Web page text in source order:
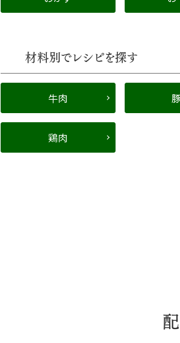
材料別でレシピを探す
牛肉
鶏肉